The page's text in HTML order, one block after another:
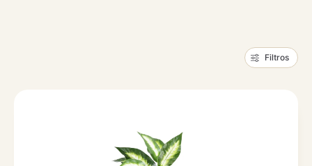
Filtros